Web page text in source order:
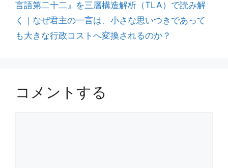
言語第二十二』を三層構造解析（TLA）で読み解
く｜なぜ君主の一言は、小さな思いつきであって
も大きな行政コストへ変換されるのか？
コメントする